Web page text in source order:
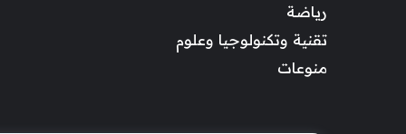
رياضة
تقنية وتكنولوجيا وعلوم
منوعات